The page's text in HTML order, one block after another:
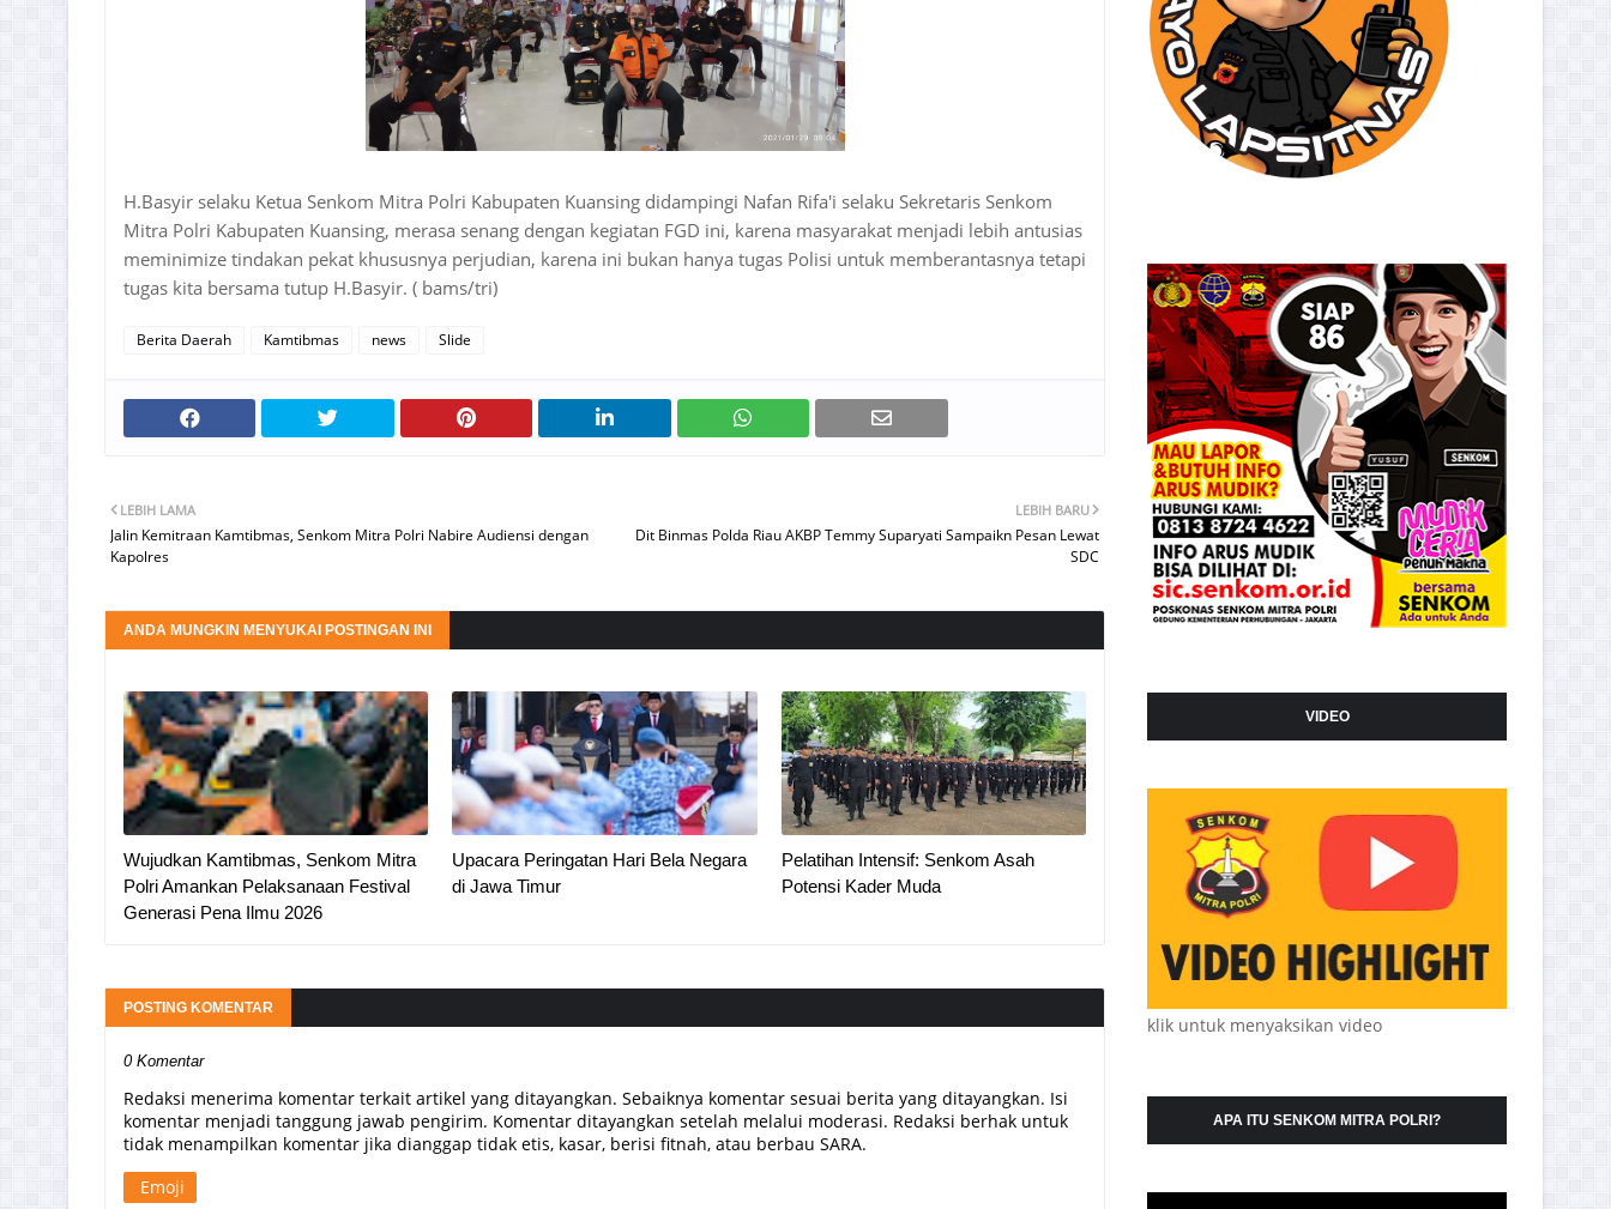
H.Basyir selaku Ketua Senkom Mitra Polri Kabupaten Kuansing didampingi Nafan Rifa'i selaku Sekretaris Senkom
Mitra Polri Kabupaten Kuansing, merasa senang dengan kegiatan FGD ini, karena masyarakat menjadi lebih antusias
meminimize tindakan pekat khususnya perjudian, karena ini bukan hanya tugas Polisi untuk memberantasnya tetapi
tugas kita bersama tutup H.Basyir. ( bams/tri)
Berita Daerah Kamtibmas news Slide
LEBIH BARU
Dit Binmas Polda Riau AKBP Temmy Suparyati Sampaikn Pesan Lewat
SDC
LEBIH LAMA
Jalin Kemitraan Kamtibmas, Senkom Mitra Polri Nabire Audiensi dengan
Kapolres
ANDA MUNGKIN MENYUKAI POSTINGAN INI
Wujudkan Kamtibmas, Senkom Mitra
Polri Amankan Pelaksanaan Festival
Generasi Pena Ilmu 2026
Upacara Peringatan Hari Bela Negara
di Jawa Timur
Pelatihan Intensif: Senkom Asah
Potensi Kader Muda
POSTING KOMENTAR
0 Komentar
Redaksi menerima komentar terkait artikel yang ditayangkan. Sebaiknya komentar sesuai berita yang ditayangkan. Isi
komentar menjadi tanggung jawab pengirim. Komentar ditayangkan setelah melalui moderasi. Redaksi berhak untuk
tidak menampilkan komentar jika dianggap tidak etis, kasar, berisi fitnah, atau berbau SARA.
Emoji
VIDEO
klik untuk menyaksikan video
APA ITU SENKOM MITRA POLRI?